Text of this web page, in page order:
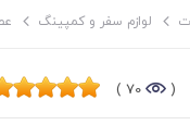
لوازم سفر و کمپینگ
(
70 )